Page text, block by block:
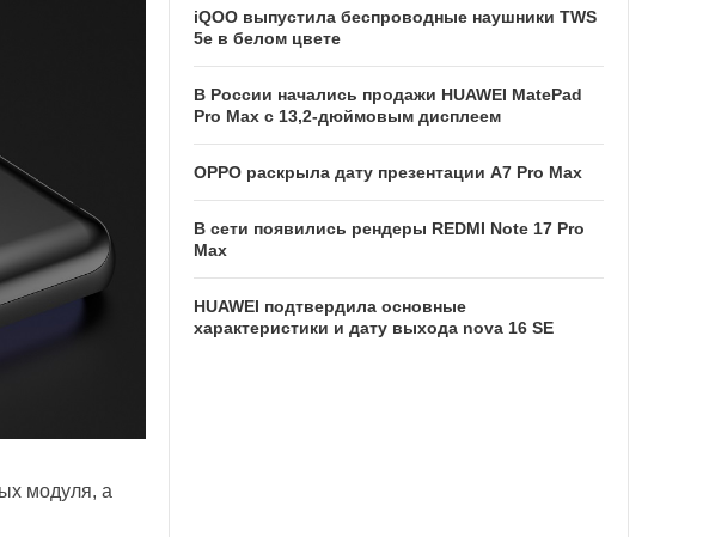
модуля, а
iQOO выпустила беспроводные наушники TWS
5e в белом цвете
В России начались продажи HUAWEI MatePad
Pro Max с 13,2-дюймовым дисплеем
OPPO раскрыла дату презентации A7 Pro Max
В сети появились рендеры REDMI Note 17 Pro
Max
HUAWEI подтвердила основные
характеристики и дату выхода nova 16 SE